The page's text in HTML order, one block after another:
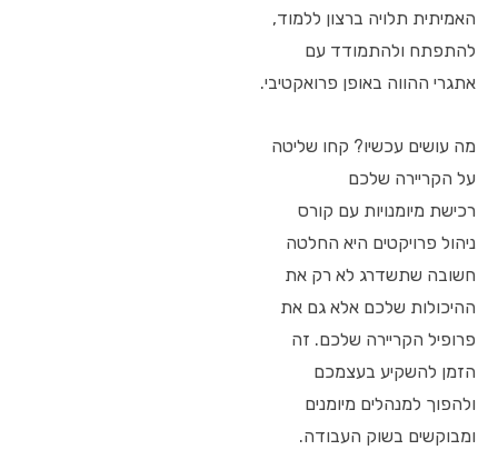
האמיתית תלויה ברצון ללמוד,
להתפתח ולהתמודד עם
אתגרי ההווה באופן פרואקטיבי.
מה עושים עכשיו? קחו שליטה
על הקריירה שלכם
רכישת מיומנויות עם קורס
ניהול פרויקטים היא החלטה
חשובה שתשדרג לא רק את
ההיכולות שלכם אלא גם את
פרופיל הקריירה שלכם. זה
הזמן להשקיע בעצמכם
ולהפוך למנהלים מיומנים
ומבוקשים בשוק העבודה.